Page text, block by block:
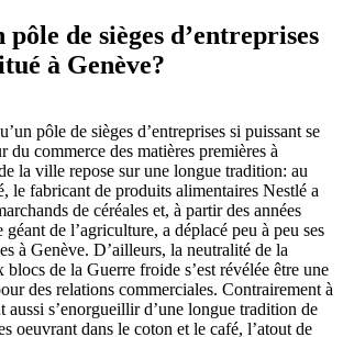
de sièges d’entreprises
à Genève?
pôle de sièges d’entreprises si puissant se
du commerce des matières premières à
la ville repose sur une longue tradition: au
le fabricant de produits alimentaires Nestlé a
de céréales et, à partir des années
de l’agriculture, a déplacé peu à peu ses
à Genève. D’ailleurs, la neutralité de la
blocs de la Guerre froide s’est révélée être une
des relations commerciales. Contrairement à
aussi s’enorgueillir d’une longue tradition de
oeuvrant dans le coton et le café, l’atout de